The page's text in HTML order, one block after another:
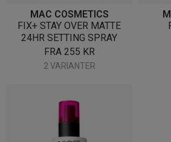
MAC COSMETICS
FIX+ STAY OVER MATTE
24HR SETTING SPRAY
FRA 255 KR
2 VARIANTER